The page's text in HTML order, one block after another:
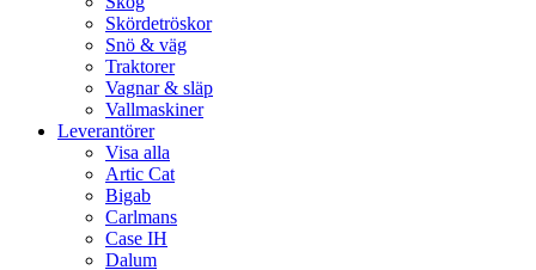
Skördetröskor
Snö & väg
Traktorer
Vagnar & släp
Vallmaskiner
Leverantörer
Visa alla
Artic Cat
Bigab
Carlmans
Case IH
Dalum